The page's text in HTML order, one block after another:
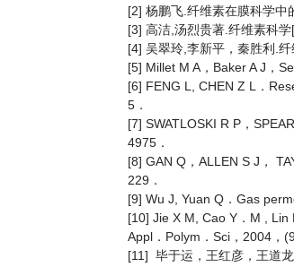
[2] 杨鹏飞.纤维素在膜科学中
[3] 高洁,汤烈贵著.纤维素科
[4] 吴翠玲,李新平，秦胜利.
[5] Millet M A，Baker A J，
[6] FENG L, CHEN Z L．
5．
[7] SWATLOSKI R P，
4975．
[8] GAN Q，ALLEN S J，
229．
[9] Wu J, Yuan Q．Gas
[10] Jie X M, Cao Y．M ,
Appl．Polym．Sci，2004，
[11] 毕于运，王红彦，王道